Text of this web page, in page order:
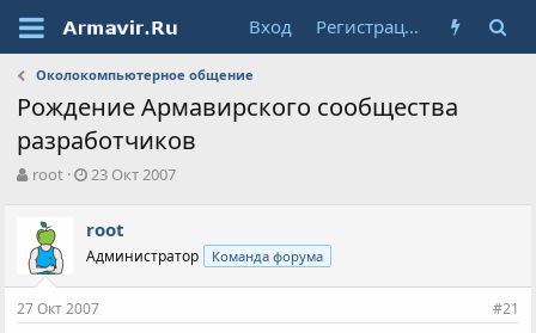
Вход Регистрация
Околокомпьютерное общение
Рождение Армавирского сообщества
разработчиков
А
о
р
т
е
root
Д
а
н
ч
23 Окт 2007
root
Администратор Команда форума
27 Окт 2007 #21